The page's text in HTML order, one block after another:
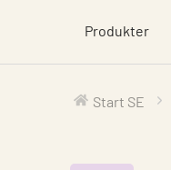
Produkter
Start SE